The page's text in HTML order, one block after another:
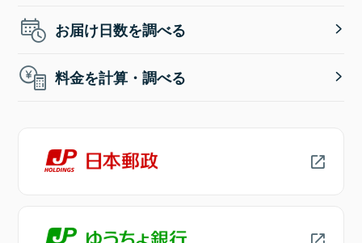
お届け日数を調べる
料金を計算・調べる